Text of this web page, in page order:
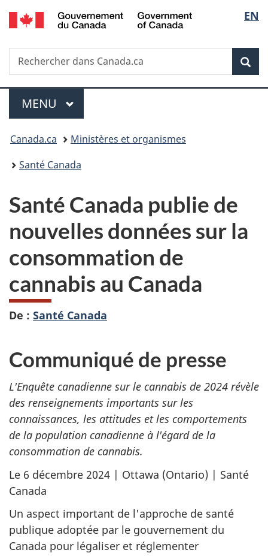
Passer
au
principal
Passer
à
Au
du
Passer
à
version
simplifiée
de
la
EN
Recherche
Rechercher
dans
Menu
MENU PRINCIPAL
Vous
êtes
Canada.ca
Ministères et organismes
Santé Canada
Santé Canada publie de
nouvelles données sur la
consommation de
cannabis au Canada
De : Santé Canada
Communiqué de presse
L'Enquête canadienne sur le cannabis de 2024 révèle
des renseignements importants sur les
connaissances, les attitudes et les comportements
de la population canadienne à l'égard de la
consommation de cannabis.
Le 6 décembre 2024 | Ottawa (Ontario) | Santé
Canada
Un aspect important de l'approche de santé
publique adoptée par le gouvernement du
Canada pour légaliser et réglementer